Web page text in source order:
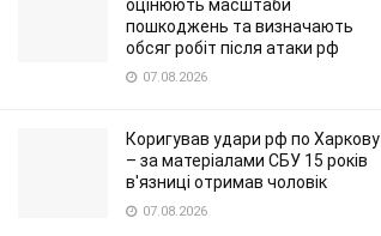
оцінюють масштаби
пошкоджень та визначають
обсяг робіт після атаки рф
07.08.2026
Коригував удари рф по Харкову
– за матеріалами СБУ 15 років
в'язниці отримав чоловік
07.08.2026